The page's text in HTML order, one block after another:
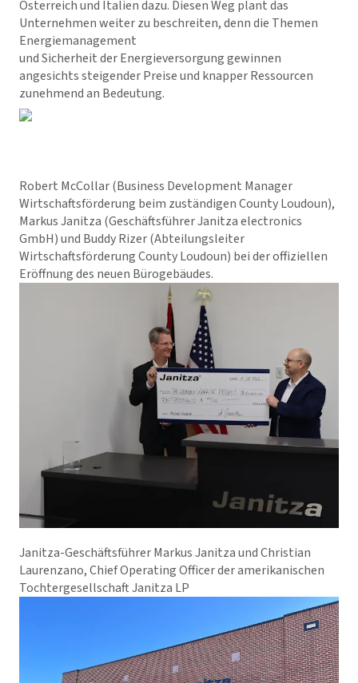
Österreich und Italien dazu. Diesen Weg plant das
Unternehmen weiter zu beschreiten, denn die Themen
Energiemanagement
und Sicherheit der Energieversorgung gewinnen
angesichts steigender Preise und knapper Ressourcen
zunehmend an Bedeutung.
Robert McCollar (Business Development Manager
Wirtschaftsförderung beim zuständigen County Loudoun),
Markus Janitza (Geschäftsführer Janitza electronics
GmbH) und Buddy Rizer (Abteilungsleiter
Wirtschaftsförderung County Loudoun) bei der offiziellen
Eröffnung des neuen Bürogebäudes.
Janitza-Geschäftsführer Markus Janitza und Christian
Laurenzano, Chief Operating Officer der amerikanischen
Tochtergesellschaft Janitza LP